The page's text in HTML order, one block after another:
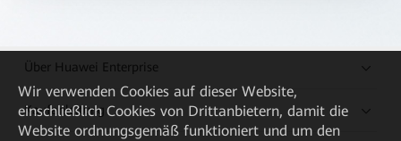
Über Huawei Enterprise
Kaufanleitung
Wir verwenden Cookies auf dieser Website,
einschließlich Cookies von Drittanbietern, damit die
Website ordnungsgemäß funktioniert und um den